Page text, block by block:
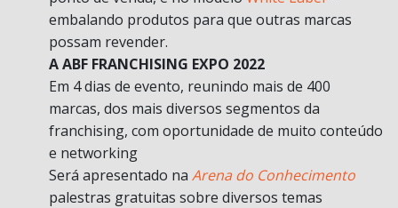
embalando produtos para que outras marcas
possam revender.
A ABF FRANCHISING EXPO 2022
Em 4 dias de evento, reunindo mais de 400
marcas, dos mais diversos segmentos da
franchising, com oportunidade de muito conteúdo
e networking
Será apresentado na Arena do Conhecimento
palestras gratuitas sobre diversos temas